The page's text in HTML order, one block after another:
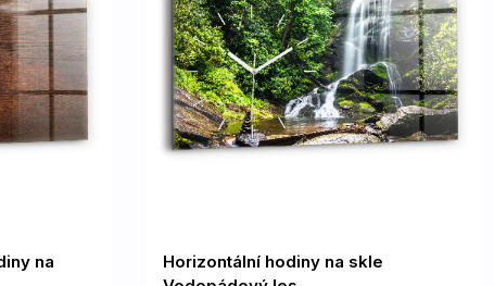
na
Horizontální hodiny na skle